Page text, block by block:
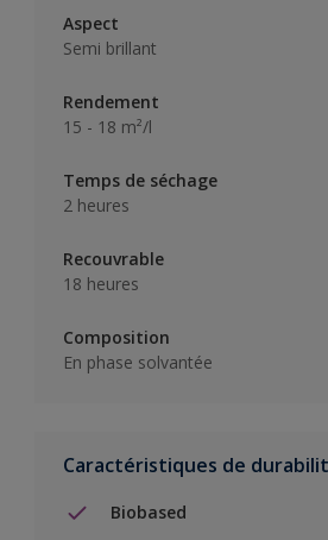
Aspect
Semi brillant
Rendement
15 - 18 m²/l
Temps de séchage
2 heures
Recouvrable
18 heures
Composition
En phase solvantée
Caractéristiques de
Biobased